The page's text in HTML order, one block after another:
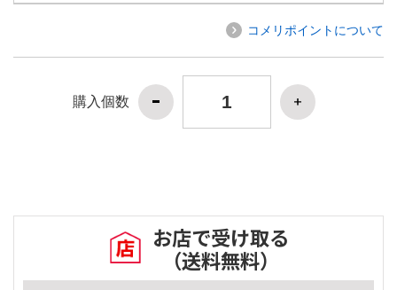
コメリポイントについて
購入個数
お店で受け取る
（送料無料）